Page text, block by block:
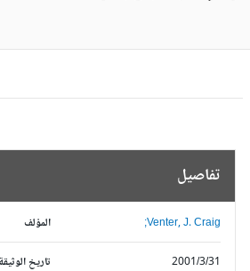
تفاصيل
المؤلف Venter, J. Craig;
تاريخ الوثيقة 2001/3/31